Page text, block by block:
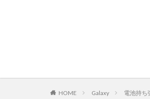
HOME Galaxy 電池持ち